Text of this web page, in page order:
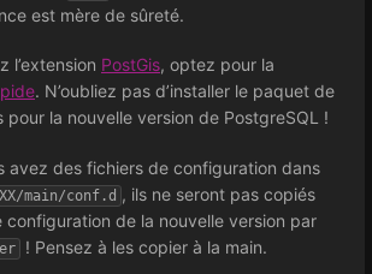
est mère de sûreté.
l’extension PostGis, optez pour la
. N’oubliez pas d’installer le paquet de
pour la nouvelle version de PostgreSQL !
avez des fichiers de configuration dans
main/conf.d , ils ne seront pas copiés
configuration de la nouvelle version par
! Pensez à les copier à la main.